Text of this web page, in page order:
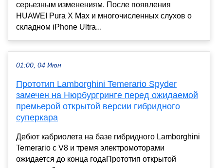
серьезным изменениям. После появления
HUAWEI Pura X Max и многочисленных слухов о
складном iPhone Ultra...
01:00, 04 Июн
Прототип Lamborghini Temerario Spyder
замечен на Нюрбургринге перед ожидаемой
премьерой открытой версии гибридного
суперкара
Дебют кабриолета на базе гибридного Lamborghini
Temerario с V8 и тремя электромоторами
ожидается до конца годаПрототип открытой